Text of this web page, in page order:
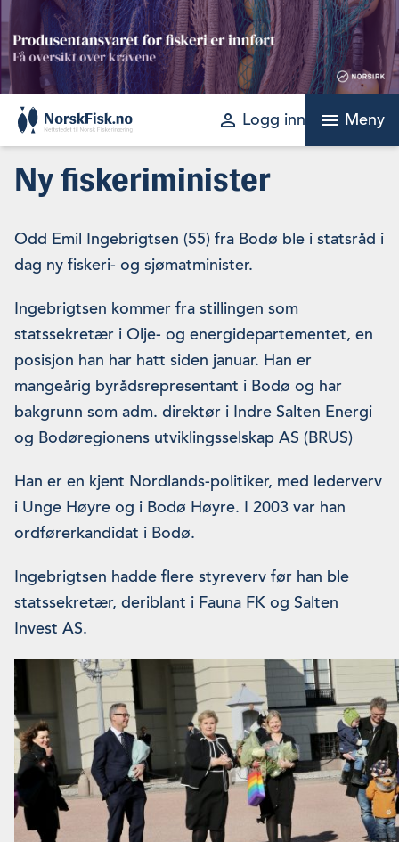
Skip
to
content
perm_identity Logg inn menu Meny
Ny fiskeriminister
Odd Emil Ingebrigtsen (55) fra Bodø ble i statsråd i
dag ny fiskeri- og sjømatminister.
Ingebrigtsen kommer fra stillingen som
statssekretær i Olje- og energidepartementet, en
posisjon han har hatt siden januar. Han er
mangeårig byrådsrepresentant i Bodø og har
bakgrunn som adm. direktør i Indre Salten Energi
og Bodøregionens utviklingsselskap AS (BRUS)
Han er en kjent Nordlands-politiker, med lederverv
i Unge Høyre og i Bodø Høyre. I 2003 var han
ordførerkandidat i Bodø.
Ingebrigtsen hadde flere styreverv før han ble
statssekretær, deriblant i Fauna FK og Salten
Invest AS.